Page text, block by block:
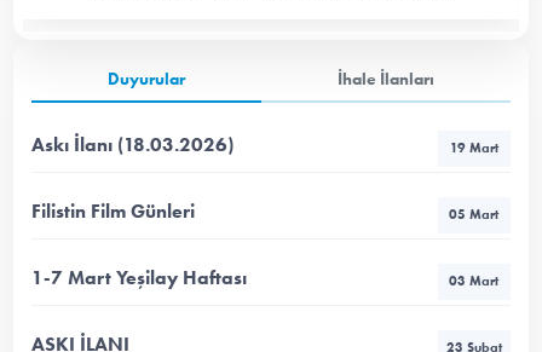
Duyurular İhale İlanları
Askı İlanı (18.03.2026) 19 Mart
Filistin Film Günleri 05 Mart
1-7 Mart Yeşilay Haftası 03 Mart
ASKI İLANI 23 Şubat